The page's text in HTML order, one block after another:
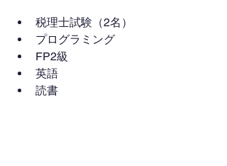
税理士試験（2名）
プログラミング
FP2級
英語
読書